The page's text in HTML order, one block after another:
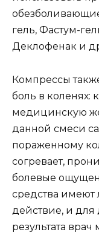
гель, Фастум-
Деклофенак и
Компрессы
боль в
медицинскую
данной смеси
пораженному
согревает,
болевые
средства
действие, и
результата